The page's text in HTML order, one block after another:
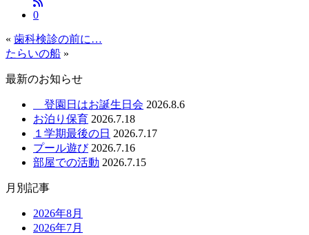
0
« 歯科検診の前に…
たらいの船 »
最新のお知らせ
登園日はお誕生日会 2026.8.6
お泊り保育 2026.7.18
１学期最後の日 2026.7.17
プール遊び 2026.7.16
部屋での活動 2026.7.15
月別記事
2026年8月
2026年7月